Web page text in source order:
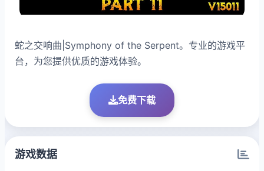
蛇之交响曲|Symphony of the Serpent。专业的游戏平
台，为您提供优质的游戏体验。
免费下载
游戏数据